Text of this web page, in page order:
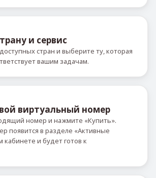
и сервис
стран и выберите ту, которая
вашим задачам.
виртуальный номер
номер и нажмите «Купить».
появится в разделе «Активные
и будет готов к